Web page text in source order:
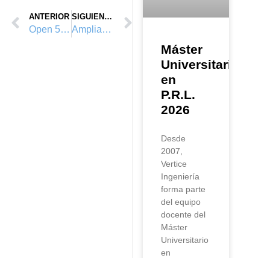
ANTERIOR
Open 500™ Valencia y Vértice Vertical™
SIGUIENTE
Ampliación del aeropuerto de Valencia y Vertice Vertical™
Máster
Universitario
en
P.R.L.
2026
Desde
2007,
Vertice
Ingeniería
forma parte
del equipo
docente del
Máster
Universitario
en